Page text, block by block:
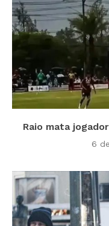
Raio mata
6